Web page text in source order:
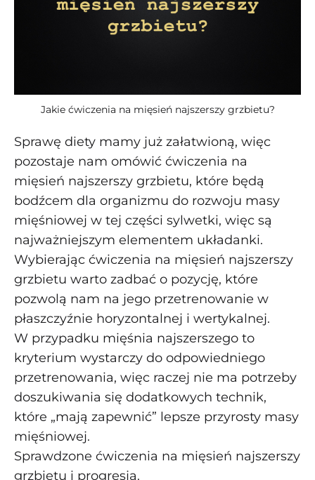
Jakie ćwiczenia na mięsień najszerszy grzbietu?
Sprawę diety mamy już załatwioną, więc
pozostaje nam omówić ćwiczenia na
mięsień najszerszy grzbietu, które będą
bodźcem dla organizmu do rozwoju masy
mięśniowej w tej części sylwetki, więc są
najważniejszym elementem układanki.
Wybierając ćwiczenia na mięsień najszerszy
grzbietu warto zadbać o pozycję, które
pozwolą nam na jego przetrenowanie w
płaszczyźnie horyzontalnej i wertykalnej.
W przypadku mięśnia najszerszego to
kryterium wystarczy do odpowiedniego
przetrenowania, więc raczej nie ma potrzeby
doszukiwania się dodatkowych technik,
które „mają zapewnić” lepsze przyrosty masy
mięśniowej.
Sprawdzone ćwiczenia na mięsień najszerszy
grzbietu i progresja.